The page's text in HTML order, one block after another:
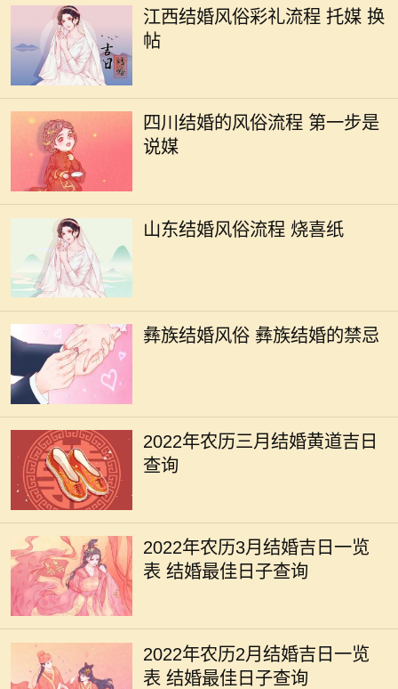
江西结婚风俗彩礼流程 托媒 换
帖
四川结婚的风俗流程 第一步是
说媒
山东结婚风俗流程 烧喜纸
彝族结婚风俗 彝族结婚的禁忌
2022年农历三月结婚黄道吉日
查询
2022年农历3月结婚吉日一览
表 结婚最佳日子查询
2022年农历2月结婚吉日一览
表 结婚最佳日子查询